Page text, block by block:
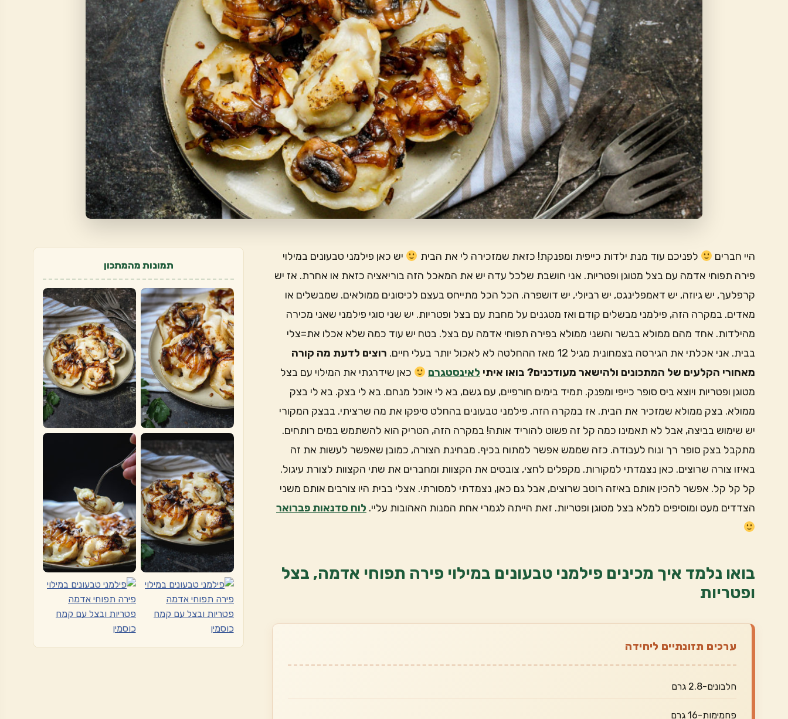
היי חברים לפניכם עוד מנת ילדות כייפית ומפנקת! כזאת שמזכירה לי את הבית
יש כאן פילמני טבעונים במילוי
פירה תפוחי אדמה עם בצל מטוגן ופטריות. אני חושבת שלכל עדה יש את המאכל הזה בוריאציה כזאת או אחרת. אז יש
קרפלעך, יש גיוזה, יש דאמפלינגס, יש רביולי, יש דושפרה. הכל הכל מתייחס בעצם לכיסונים ממולאים. שמבשלים או
מאדים. במקרה הזה, פילמני מבשלים קודם ואז מטגנים על מחבת עם בצל ופטריות. יש שני סוגי פילמני שאני מכירה
מהילדות. אחד מהם ממולא בבשר והשני ממולא בפירה תפוחי אדמה עם בצל. בטח יש עוד כמה שלא אכלו את=צלי
בבית. אני אכלתי את הגירסה בצמחונית מגיל 12 מאז ההחלטה לא לאכול יותר בעלי חיים.
רוצים לדעת מה קורה
מאחורי הקלעים של המתכונים ולהישאר מעודכנים? בואו איתי לאינסטגרם
כאן שידרגתי את המילוי עם בצל
מטוגן ופטריות ויוצא ביס סופר כייפי ומפנק. תמיד בימים חורפיים, עם גשם, בא לי אוכל מנחם. בא לי בצק. בא לי בצק
ממולא. בצק ממולא שמזכיר את הבית. אז במקרה הזה, פילמני טבעונים בהחלט סיפקו את מה שרציתי. בבצק המקורי
יש שימוש בביצה, אבל לא תאמינו כמה קל זה פשוט להוריד אותה! במקרה הזה, הטריק הוא להשתמש במים רותחים.
מתקבל בצק סופר רך ונוח לעבודה. כזה שממש אפשר למתוח בכיף. מבחינת הצורה, כמובן שאפשר לעשות את זה
באיזו צורה שרוצים. כאן נצמדתי למקורות. מקפלים לחצי, צובטים את הקצוות ומחברים את שתי הקצוות לצורת עיגול.
קל קל קל. אפשר להכין אותם באיזה רוטב שרוצים, אבל גם כאן, נצמדתי למסורתי. אצלי בבית היו צורבים אותם משני
הצדדים מעט ומוסיפים למלא בצל מטוגן ופטריות. זאת הייתה לגמרי אחת המנות האהובות עליי. לוח סדנאות פברואר
בואו נלמד איך מכינים פילמני טבעונים במילוי פירה תפוחי אדמה, בצל
ופטריות
ערכים תזונתיים ליחידה
חלבונים-2.8 גרם
פחמימות-16 גרם
תמונות מהמתכון